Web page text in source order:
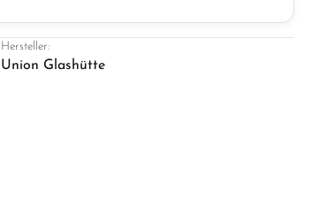
Hersteller:
Union Glashütte